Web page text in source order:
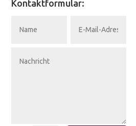
Kontaktformular: